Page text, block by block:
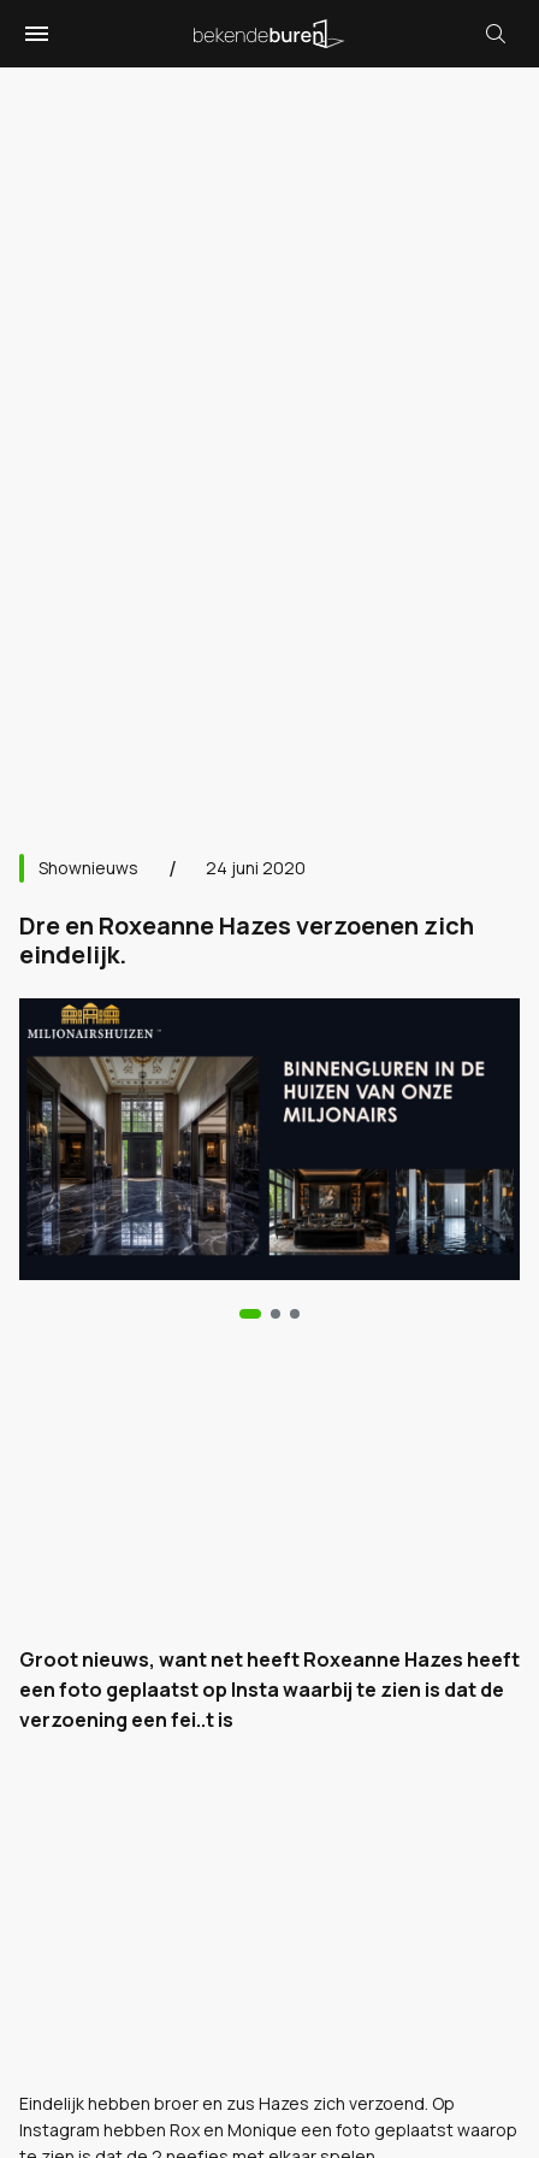
Shownieuws 24 juni 2020
Dre en Roxeanne Hazes verzoenen zich
eindelijk.
Groot nieuws, want net heeft Roxeanne Hazes heeft
een foto geplaatst op Insta waarbij te zien is dat de
verzoening een fei..t is
Eindelijk hebben broer en zus Hazes zich verzoend. Op
Instagram hebben Rox en Monique een foto geplaatst waarop